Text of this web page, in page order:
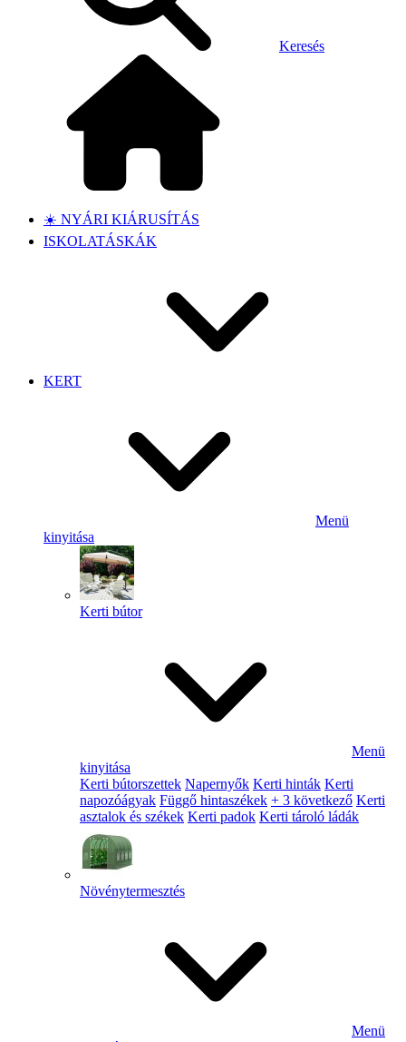
Keresés
☀️ NYÁRI KIÁRUSÍTÁS
ISKOLATÁSKÁK
KERT
Menü
kinyitása
Kerti bútor
Menü
kinyitása
Kerti bútorszettek Napernyők Kerti hinták Kerti
napozóágyak Függő hintaszékek + 3 következő Kerti
asztalok és székek Kerti padok Kerti tároló ládák
Növénytermesztés
Menü